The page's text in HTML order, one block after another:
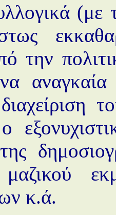
(με
την
μαζικού
κ.ά.